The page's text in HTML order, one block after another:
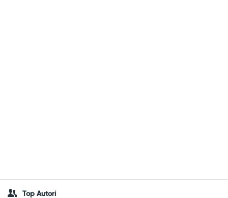
Top Autori